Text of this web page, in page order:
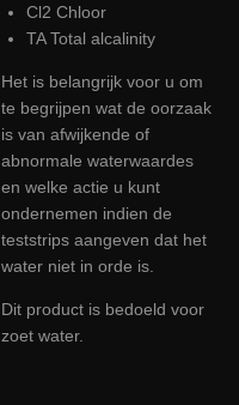
Cl2 Chloor
TA Total alcalinity
Het is belangrijk voor u om
te begrijpen wat de oorzaak
is van afwijkende of
abnormale waterwaardes
en welke actie u kunt
ondernemen indien de
teststrips aangeven dat het
water niet in orde is.
Dit product is bedoeld voor
zoet water.